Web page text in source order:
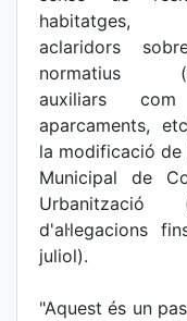
habitatges,
aclaridors
normatius
auxiliars com
aparcaments,
la modificació de
Municipal de
d'al·legacions
juliol).
"Aquest és un